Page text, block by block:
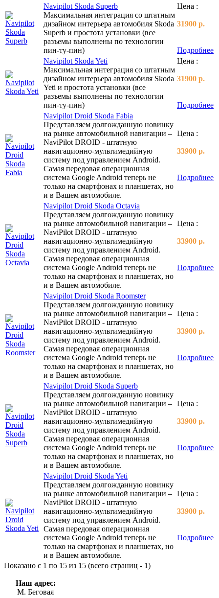
Navipilot Skoda Superb
Максимальная интеграция со штатным
дизайном интерьера автомобиля Skoda
Superb и простота установки (все
разъемы выполнены по технологии
пин-ту-пин)
Цена :
31900 р.
Подробнее
Navipilot Skoda Yeti
Максимальная интеграция со штатным
дизайном интерьера автомобиля Skoda
Yeti и простота установки (все
разъемы выполнены по технологии
пин-ту-пин)
Цена :
31900 р.
Подробнее
Navipilot Droid Skoda Fabia
Представляем долгожданную новинку
на рынке автомобильной навигации –
NaviPilot DROID - штатную
навигационно-мультимедийную
систему под управлением Android.
Самая передовая операционная
система Google Android теперь не
только на смартфонах и планшетах, но
и в Вашем автомобиле.
Цена :
33900 р.
Подробнее
Navipilot Droid Skoda Octavia
Представляем долгожданную новинку
на рынке автомобильной навигации –
NaviPilot DROID - штатную
навигационно-мультимедийную
систему под управлением Android.
Самая передовая операционная
система Google Android теперь не
только на смартфонах и планшетах, но
и в Вашем автомобиле.
Цена :
33900 р.
Подробнее
Navipilot Droid Skoda Roomster
Представляем долгожданную новинку
на рынке автомобильной навигации –
NaviPilot DROID - штатную
навигационно-мультимедийную
систему под управлением Android.
Самая передовая операционная
система Google Android теперь не
только на смартфонах и планшетах, но
и в Вашем автомобиле.
Цена :
33900 р.
Подробнее
Navipilot Droid Skoda Superb
Представляем долгожданную новинку
на рынке автомобильной навигации –
NaviPilot DROID - штатную
навигационно-мультимедийную
систему под управлением Android.
Самая передовая операционная
система Google Android теперь не
только на смартфонах и планшетах, но
и в Вашем автомобиле.
Цена :
33900 р.
Подробнее
Navipilot Droid Skoda Yeti
Представляем долгожданную новинку
на рынке автомобильной навигации –
NaviPilot DROID - штатную
навигационно-мультимедийную
систему под управлением Android.
Самая передовая операционная
система Google Android теперь не
только на смартфонах и планшетах, но
и в Вашем автомобиле.
Цена :
33900 р.
Подробнее
Показано с 1 по 15 из 15 (всего страниц - 1)
Наш адрес:
М. Беговая